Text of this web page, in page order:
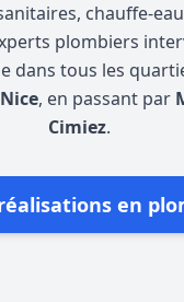
chauffe-
plombiers
dans tous les
, en passant par
Cimiez.
en